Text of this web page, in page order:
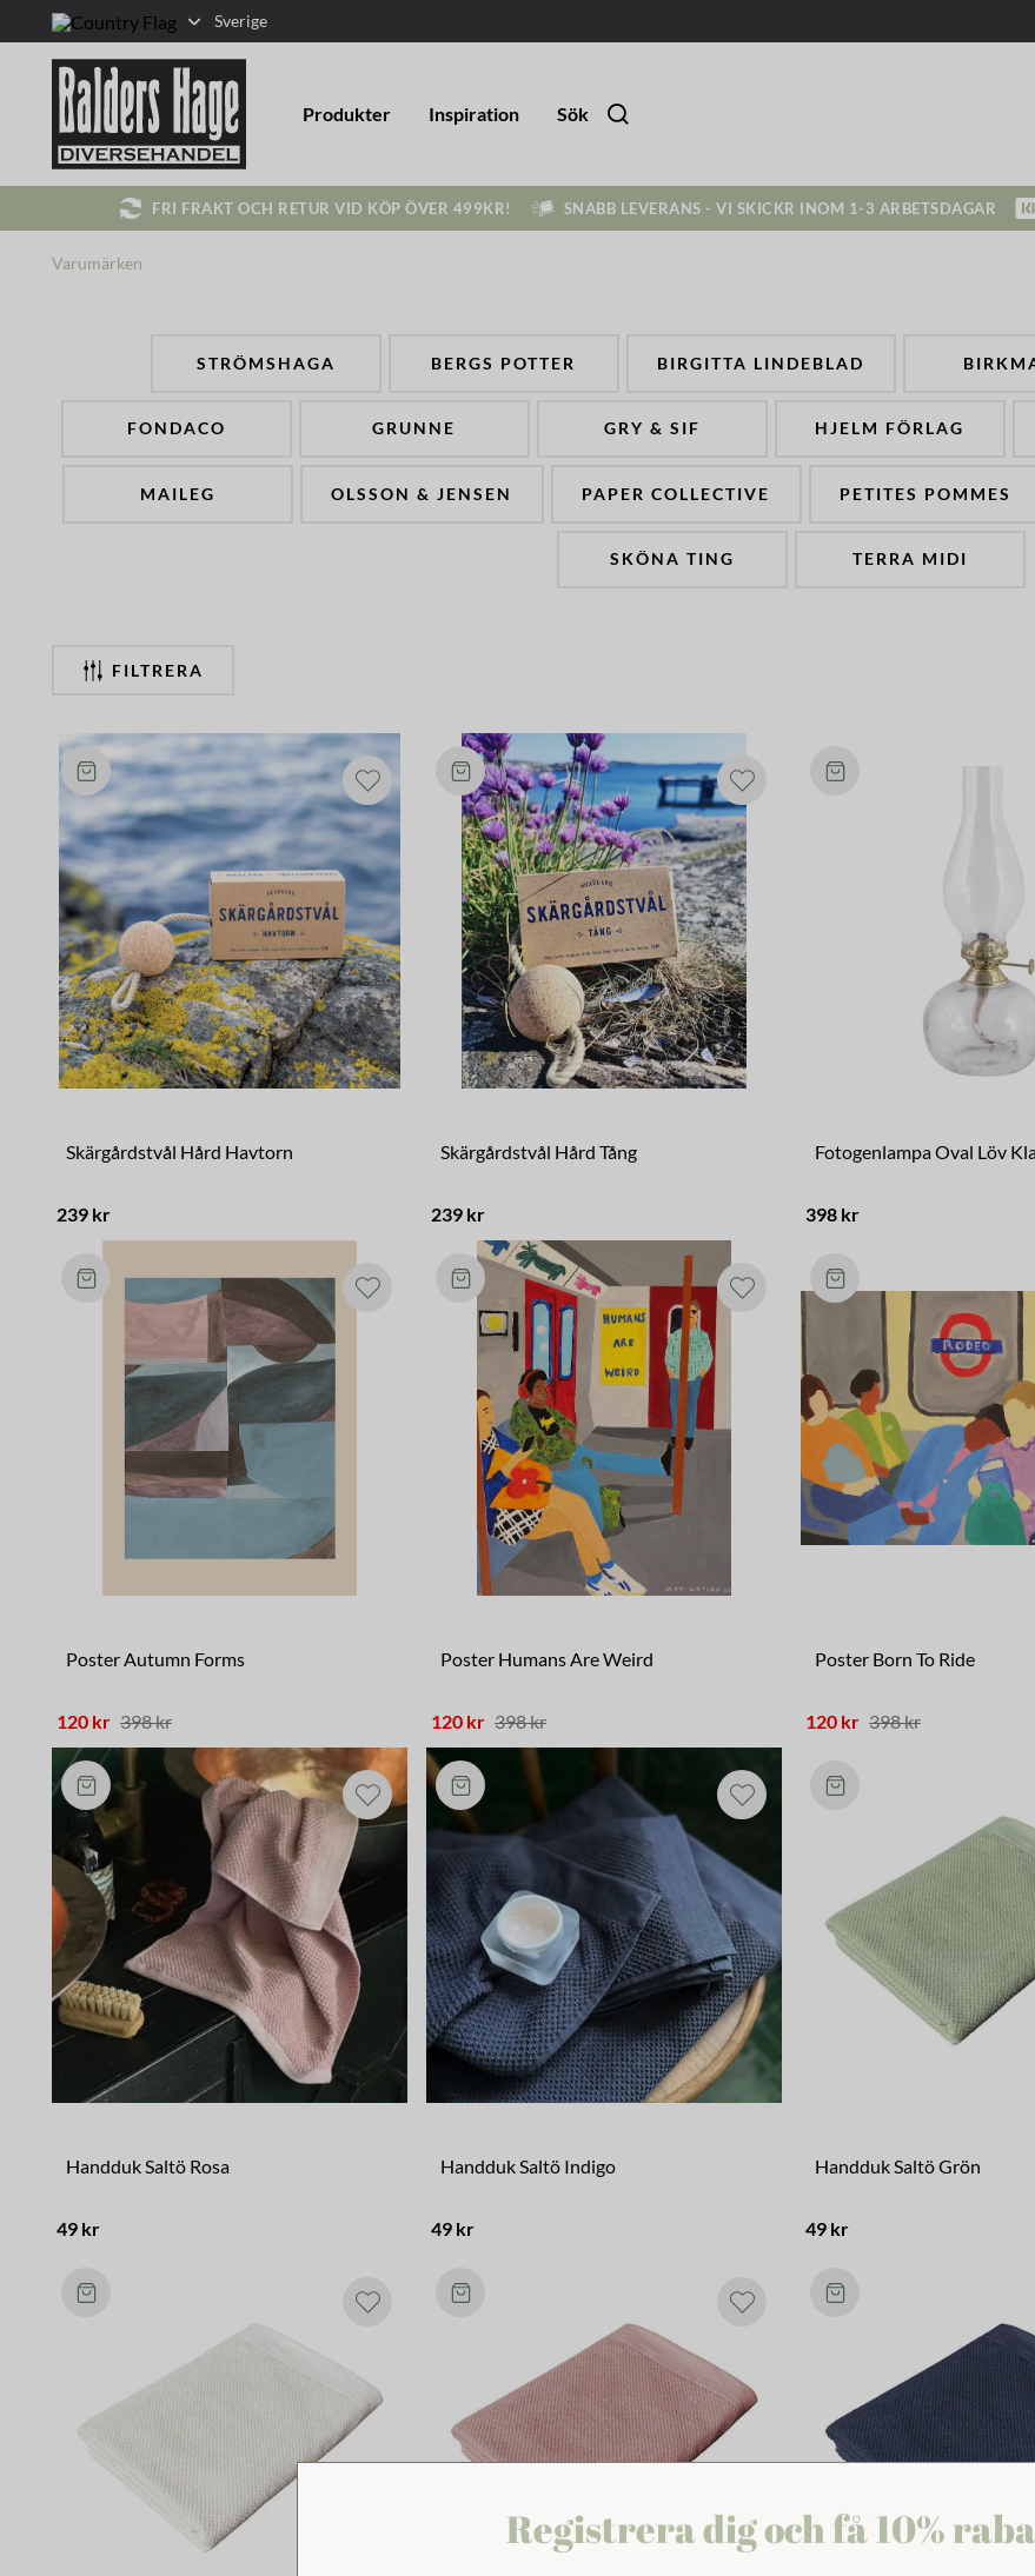
Sverige
Produkter Inspiration Sök
FRI FRAKT OCH RETUR VID KÖP ÖVER 499KR! SNABB LEVERANS - VI SKICKR INOM 1-3 ARBETSDAGAR
Varumärken
STRÖMSHAGA BERGS POTTER BIRGITTA LINDEBLAD
FONDACO GRUNNE GRY & SIF HJELM FÖRLAG
MAILEG OLSSON & JENSEN PAPER COLLECTIVE PETITES POMMES
SKÖNA TING TERRA MIDI
FILTRERA
Skärgårdstvål Hård Havtorn
239 kr
Skärgårdstvål Hård Tång
239 kr
Fotogenlampa Oval Löv
398 kr
Poster Autumn Forms
120 kr 398 kr
Poster Humans Are Weird
120 kr 398 kr
Poster Born To Ride
120 kr 398 kr
Handduk Saltö Rosa
49 kr
Handduk Saltö Indigo
49 kr
Handduk Saltö Grön
49 kr
Registrera dig och få 10%